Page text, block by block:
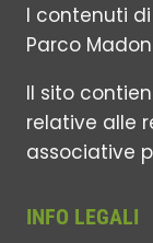
I contenuti
Parco
Il sito
relative alle
associative
INFO LEGALI